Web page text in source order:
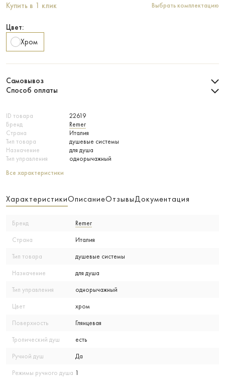
ID товара
22619
Бренд
Remer
Страна
Италия
Тип товара
душевые системы
Назначение
для душа
Тип управления
однорычажный
Все характеристики
Купить в 1 клик Выбрать комплектацию
Цвет:
Хром
Самовывоз
Способ оплаты
ХарактеристикиОписаниеОтзывыДокументация
Бренд Remer
Страна Италия
Тип товара душевые системы
Назначение для душа
Тип управления однорычажный
Цвет хром
Поверхность Глянцевая
Тропический душ есть
Ручной душ Да
Режимы ручного душа 1